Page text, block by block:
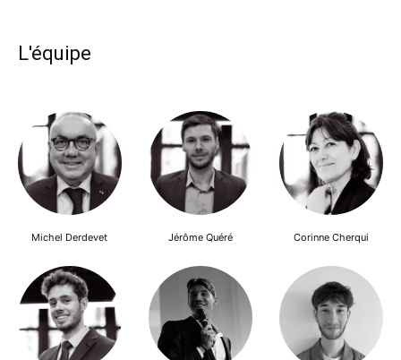
L'équipe
Michel Derdevet Jérôme Quéré Corinne Cherqui